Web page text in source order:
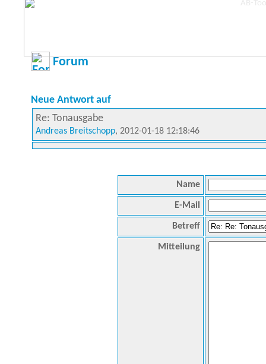
Forum
Neue Antwort auf
Re: Tonausgabe
Andreas Breitschopp, 2012-01-18 12:18:46
Name
E-Mail
Betreff
Mitteilung